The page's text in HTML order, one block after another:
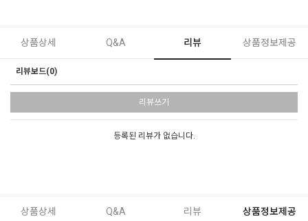
상품상세 Q&A 리뷰 상품정보제공
리뷰보드(0)
리뷰쓰기
등록된 리뷰가 없습니다.
상품상세 Q&A 리뷰 상품정보제공